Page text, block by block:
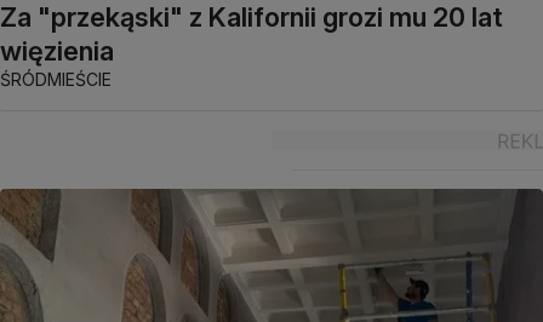
Za "przekąski" z Kalifornii grozi mu 20 lat
więzienia
ŚRÓDMIEŚCIE